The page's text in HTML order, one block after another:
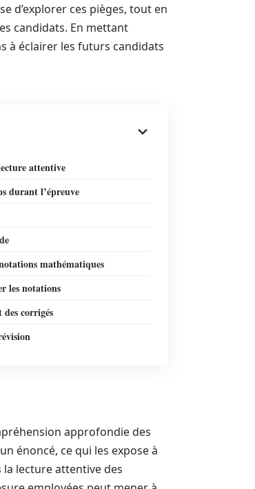
d’explorer ces pièges, tout en
candidats. En mettant
à éclairer les futurs candidats
attentive
durant l’épreuve
mathématiques
les notations
des corrigés
approfondie des
énoncé, ce qui les expose à
lecture attentive des